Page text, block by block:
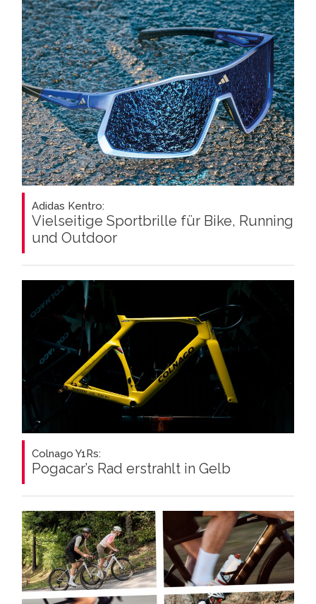
Adidas Kentro:
Vielseitige Sportbrille für Bike, Running
und Outdoor
Colnago Y1Rs:
Pogacar’s Rad erstrahlt in Gelb